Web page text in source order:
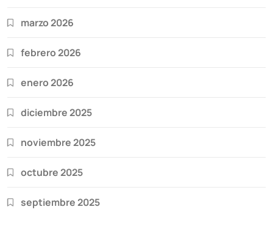
marzo 2026
febrero 2026
enero 2026
diciembre 2025
noviembre 2025
octubre 2025
septiembre 2025